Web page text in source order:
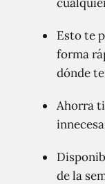
Esto te
forma
dónde
Ahorra
de la